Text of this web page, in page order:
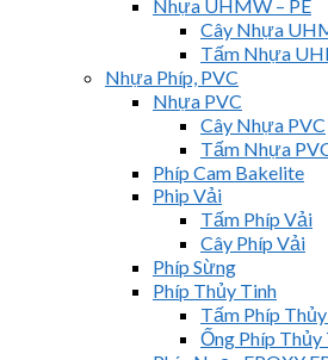
Nhựa UHMW – PE
Cây Nhựa
Tấm Nhựa
Nhựa Phíp, PVC
Nhựa PVC
Cây Nhựa PVC
Tấm Nhựa
Phíp Cam Bakelite
Phip Vải
Tấm Phíp Vải
Cây Phíp Vải
Phíp Sừng
Phíp Thủy Tinh
Tấm Phíp
Ống Phíp Thủy